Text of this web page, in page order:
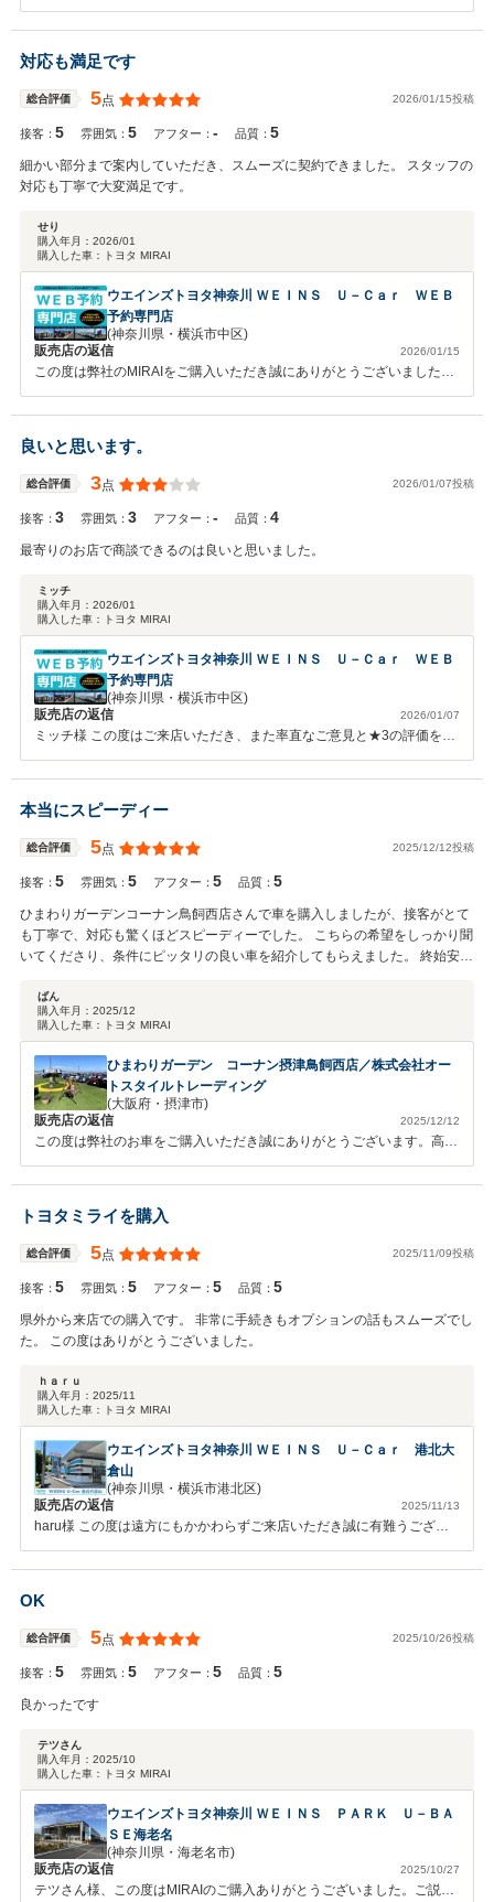
コミをいただき重ねてありがとうございます。 これからも末永くお付
き合いをよろしくお願いいたします。 次回 点検ご来店 豊中少路店
スタッフ一同お待ちしております。
対応も満足です
総合評価 5点 2026/01/15投稿
接客：5 雰囲気：5 アフター：- 品質：5
細かい部分まで案内していただき、スムーズに契約できました。 スタッフの
対応も丁寧で大変満足です。
せり
購入年月： 2026/01
購入した車：
トヨタ MIRAI
ウエインズトヨタ神奈川 ＷＥＩＮＳ Ｕ－Ｃａｒ ＷＥＢ
予約専門店
(神奈川県・横浜市中区)
販売店の返信
2026/01/15
この度は弊社のMIRAIをご購入いただき誠にありがとうございました。
更に、弊社スタッフ対応をお褒め頂き恐縮でございます。 MIRAIはトヨ
タ車の中でも水素自動車という特殊な立ち位置のお車ですが、プラット
フォームはレクサスLSと共通のプラットフォームを使用しているなど
拘りが強い1台でもあります。 是非大切にお乗り頂ければと思います。
良いと思います。
総合評価 3点 2026/01/07投稿
接客：3 雰囲気：3 アフター：- 品質：4
最寄りのお店で商談できるのは良いと思いました。
ミッチ
購入年月： 2026/01
購入した車：
トヨタ MIRAI
ウエインズトヨタ神奈川 ＷＥＩＮＳ Ｕ－Ｃａｒ ＷＥＢ
予約専門店
(神奈川県・横浜市中区)
販売店の返信
2026/01/07
ミッチ様 この度はご来店いただき、また率直なご意見と★3の評価を頂
戴しありがとうございます。 最寄りのお店で商談できる点について良
い印象をお持ちいただけたとのこと、大変嬉しく思います。 一方で、
今回のご期待に十分お応えできなかった部分があったことにつきまして
は、真摯に受け止めております。 今後はよりご満足いただけるよう、
サービスの改善に努めてまいります。 ぜひ次回お越しいただける際に
は、より良いご提案ができるよう準備してお待ちしております。 今後
ともどうぞよろしくお願いいたします。
本当にスピーディー
総合評価 5点 2025/12/12投稿
接客：5 雰囲気：5 アフター：5 品質：5
ひまわりガーデンコーナン鳥飼西店さんで車を購入しましたが、接客がとて
も丁寧で、対応も驚くほどスピーディーでした。 こちらの希望をしっかり聞
いてくださり、条件にピッタリの良い車を紹介してもらえました。 終始安心
ぜひお願いしたいと思えるお店でした。
ばん
購入年月： 2025/12
購入した車：
トヨタ MIRAI
ひまわりガーデン コーナン摂津鳥飼西店／株式会社オー
トスタイルトレーディング
(大阪府・摂津市)
販売店の返信
2025/12/12
この度は弊社のお車をご購入いただき誠にありがとうございます。高評
価をいただき大変光栄です。 お車も気に入って頂けて嬉しく思います
ご家族皆様にとって素敵なカーライフになるよう尽力させて頂きますの
で末永くよろしくお願いいたします
トヨタミライを購入
総合評価 5点 2025/11/09投稿
接客：5 雰囲気：5 アフター：5 品質：5
県外から来店での購入です。 非常に手続きもオプションの話もスムーズでし
た。 この度はありがとうございました。
ｈａｒｕ
購入年月： 2025/11
購入した車：
トヨタ MIRAI
ウエインズトヨタ神奈川 ＷＥＩＮＳ Ｕ－Ｃａｒ 港北大
倉山
(神奈川県・横浜市港北区)
販売店の返信
2025/11/13
haru様 この度は遠方にもかかわらずご来店いただき誠に有難うござい
ます。 書類などご不明な点などございましたらお気軽にご連絡くださ
い。 引き続きよろしくお願いいたします。
OK
総合評価 5点 2025/10/26投稿
接客：5 雰囲気：5 アフター：5 品質：5
良かったです
テツさん
購入年月： 2025/10
購入した車：
トヨタ MIRAI
ウエインズトヨタ神奈川 ＷＥＩＮＳ ＰＡＲＫ Ｕ－ＢＡ
ＳＥ海老名
(神奈川県・海老名市)
販売店の返信
2025/10/27
テツさん様、この度はMIRAIのご購入ありがとうございました。ご説明